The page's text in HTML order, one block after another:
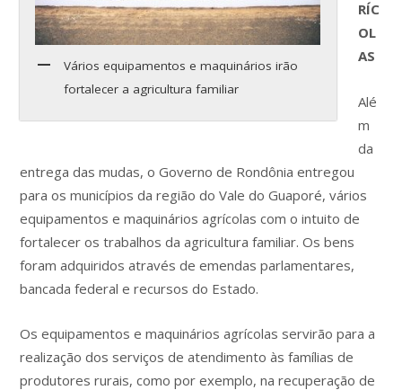
Vários equipamentos e maquinários irão
fortalecer a agricultura familiar
RÍC
OL
AS
Alé
m
da
entrega das mudas, o Governo de Rondônia entregou
para os municípios da região do Vale do Guaporé, vários
equipamentos e maquinários agrícolas com o intuito de
fortalecer os trabalhos da agricultura familiar. Os bens
foram adquiridos através de emendas parlamentares,
bancada federal e recursos do Estado.
Os equipamentos e maquinários agrícolas servirão para a
realização dos serviços de atendimento às famílias de
produtores rurais, como por exemplo, na recuperação de